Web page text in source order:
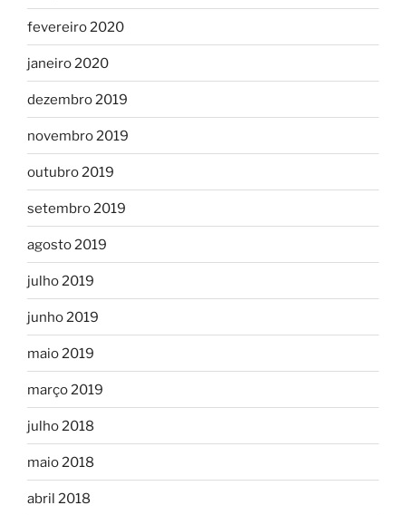
fevereiro 2020
janeiro 2020
dezembro 2019
novembro 2019
outubro 2019
setembro 2019
agosto 2019
julho 2019
junho 2019
maio 2019
março 2019
julho 2018
maio 2018
abril 2018